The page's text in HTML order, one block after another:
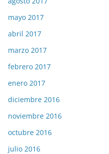
mayo 2017
abril 2017
marzo 2017
febrero 2017
enero 2017
diciembre 2016
noviembre 2016
octubre 2016
julio 2016